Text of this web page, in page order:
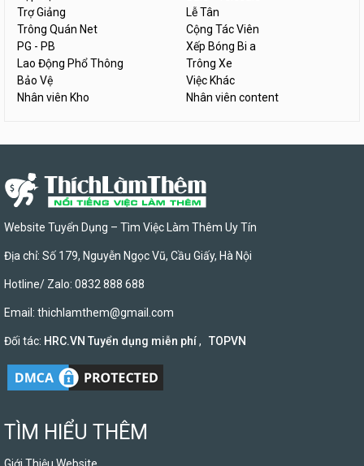
Trợ Giảng
Lễ Tân
Trông Quán Net
Cộng Tác Viên
PG - PB
Xếp Bóng Bi a
Lao Động Phổ Thông
Trông Xe
Bảo Vệ
Việc Khác
Nhân viên Kho
Nhân viên content
Website Tuyển Dụng – Tìm Việc Làm Thêm Uy Tín
Địa chỉ: Số 179, Nguyễn Ngọc Vũ, Cầu Giấy, Hà Nội
Hotline/ Zalo: 0832 888 688
Email: thichlamthem@gmail.com
Đối tác: HRC.VN Tuyển dụng miễn phí, TOPVN
TÌM HIỂU THÊM